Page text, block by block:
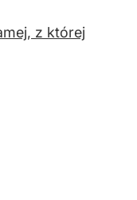
z której